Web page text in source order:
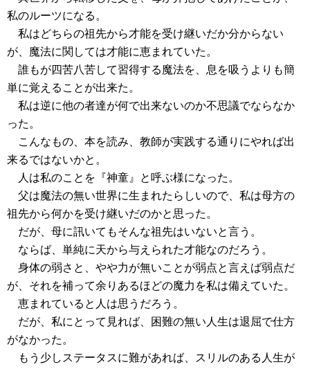
私のルーツになる。
私はどちらの祖先から才能を受け継いだか分からない
が、魔法に関しては才能に恵まれていた。
誰もが四苦八苦して習得する魔法を、息を吸うよりも簡
単に覚えることが出来た。
私は逆に他の者達が何で出来ないのか不思議でならなか
った。
こんなもの、本を読み、教師が実践する通りにやれば出
来るではないかと。
人は私のことを『神童』と呼ぶ様になった。
父は魔法の無い世界に生まれたらしいので、私は母方の
祖先から何かを受け継いだのかと思った。
だが、母に訊いてもそんな祖先はいないと言う。
ならば、単純に天から与えられた才能なのだろう。
身体の弱さと、やや力が無いことが弱点と言えば弱点だ
が、それを補って余りあるほどの魔力を私は備えていた。
恵まれていると人は思うだろう。
だが、私にとって見れば、困難の無い人生は退屈で仕方
がなかった。
もう少しステータスに難があれば、スリルのある人生が